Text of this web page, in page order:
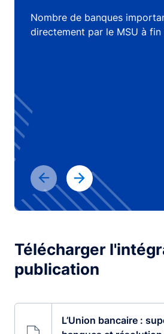
Nombre de banques
directement par le MSU à fin
Télécharger
publication
L’Union bancaire :